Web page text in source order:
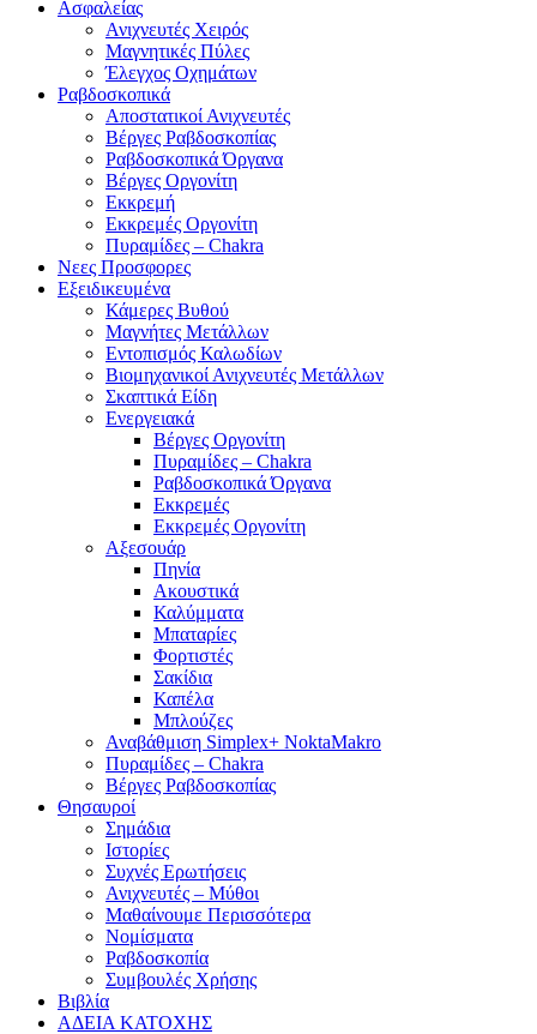
Ασφαλείας
Ανιχνευτές Χειρός
Μαγνητικές Πύλες
Έλεγχος Οχημάτων
Ραβδοσκοπικά
Αποστατικοί Ανιχνευτές
Βέργες Ραβδοσκοπίας
Ραβδοσκοπικά Όργανα
Βέργες Οργονίτη
Εκκρεμή
Εκκρεμές Οργονίτη
Πυραμίδες – Chakra
Νεες Προσφορες
Εξειδικευμένα
Κάμερες Βυθού
Μαγνήτες Μετάλλων
Εντοπισμός Καλωδίων
Βιομηχανικοί Ανιχνευτές Μετάλλων
Σκαπτικά Είδη
Ενεργειακά
Βέργες Οργονίτη
Πυραμίδες – Chakra
Ραβδοσκοπικά Όργανα
Εκκρεμές
Εκκρεμές Οργονίτη
Αξεσουάρ
Πηνία
Ακουστικά
Καλύμματα
Μπαταρίες
Φορτιστές
Σακίδια
Καπέλα
Μπλούζες
Αναβάθμιση Simplex+ NoktaMakro
Πυραμίδες – Chakra
Βέργες Ραβδοσκοπίας
Θησαυροί
Σημάδια
Ιστορίες
Συχνές Ερωτήσεις
Ανιχνευτές – Μύθοι
Μαθαίνουμε Περισσότερα
Νομίσματα
Ραβδοσκοπία
Συμβουλές Χρήσης
Βιβλία
ΑΔΕΙΑ ΚΑΤΟΧΗΣ